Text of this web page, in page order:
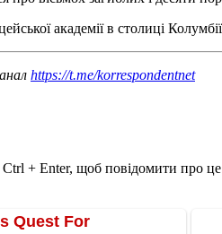
академії в столиці
https://t.me/korrespondentnet
Ctrl + Enter, щоб повідомити про